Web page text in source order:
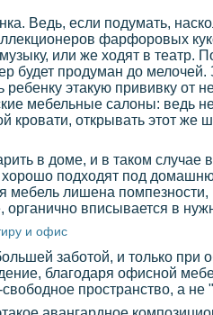
Ведь, если подумать,
фарфоровых
или же ходят в театр.
будет продуман до мелочей.
этакую прививку от
мебельные салоны: ведь
кровати, открывать этот же
в доме, и в таком случае
хорошо подходят под
мебель лишена
вписывается в
и офис
заботой, и только при
благодаря офисной
пространство, а не